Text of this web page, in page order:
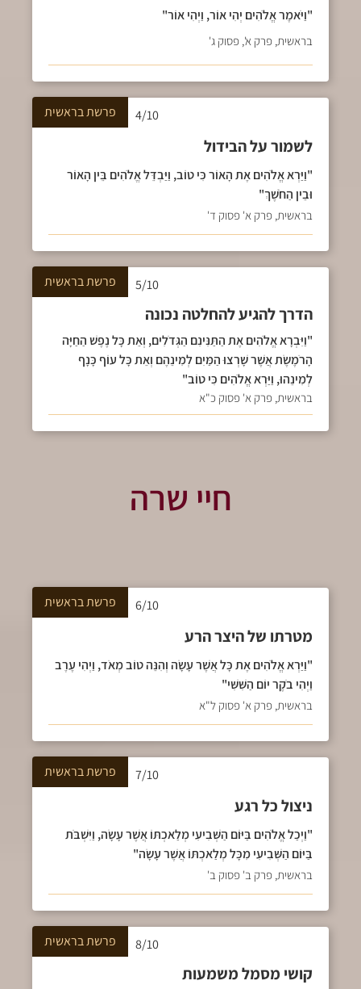
"וַיֹּאמֶר אֱלֹהִים יְהִי אוֹר, וַיְהִי אוֹר"
בראשית, פרק א', פסוק ג'
4/10 פרשתבראשית
לשמור על הבידול
"וַיַּרְא אֱלֹהִים אֶת הָאוֹר כִּי טוֹב, וַיַּבְדֵּל אֱלֹהִים בֵּין הָאוֹר
וּבֵין הַחֹשֶׁךְ"
בראשית, פרק א' פסוק ד'
5/10 פרשתבראשית
הדרך להגיע להחלטה נכונה
"וַיִּבְרָא אֱלֹהִים אֶת הַתַּנִּינִם הַגְּדֹלִים, וְאֵת כָּל נֶפֶשׁ הַחַיָּה
הָרֹמֶשֶׂת אֲשֶׁר שָׁרְצוּ הַמַּיִם לְמִינֵהֶם וְאֵת כָּל עוֹף כָּנָף
לְמִינֵהוּ, וַיַּרְא אֱלֹהִים כִּי טוֹב"
בראשית, פרק א' פסוק כ"א
חיי שרה
6/10 פרשתבראשית
מטרתו של היצר הרע
"וַיַּרְא אֱלֹהִים אֶת כָּל אֲשֶׁר עָשָׂה וְהִנֵּה טוֹב מְאֹד, וַיְהִי עֶרֶב
וַיְהִי בֹקֶר יוֹם הַשִּׁשִּׁי"
בראשית, פרק א' פסוק ל"א
7/10 פרשתבראשית
ניצול כל רגע
"וַיְכַל אֱלֹהִים בַּיּוֹם הַשְּׁבִיעִי מְלַאכְתּוֹ אֲשֶׁר עָשָׂה, וַיִּשְׁבֹּת
בַּיּוֹם הַשְּׁבִיעִי מִכָּל מְלַאכְתּוֹ אֲשֶׁר עָשָׂה"
בראשית, פרק ב' פסוק ב'
8/10 פרשתבראשית
קושי מסמל משמעות